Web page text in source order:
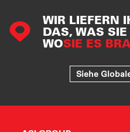
WIR LIEFERN
DAS, WAS
WOSIE ES
Siehe